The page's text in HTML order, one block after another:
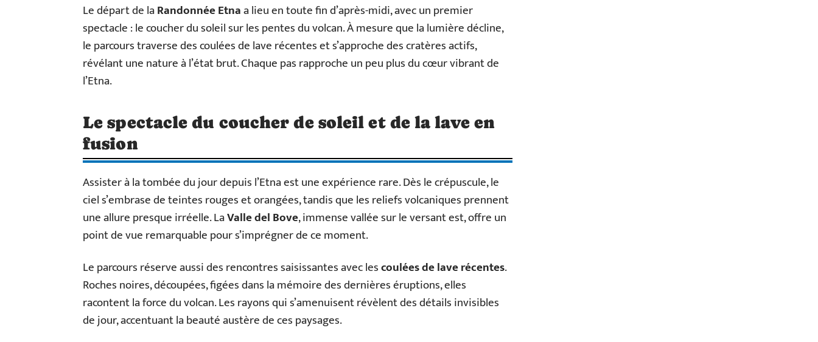
Le départ de laRandonnée Etnaa lieu en toute fin d’après-midi, avec un premier
spectacle : le coucher du soleil sur les pentes du volcan. À mesure que la lumière décline,
le parcours traverse des coulées de lave récentes et s’approche des cratères actifs,
révélant une nature à l’état brut. Chaque pas rapproche un peu plus du cœur vibrant de
l’Etna.
Le spectacle du coucher de soleil et de la lave en
fusion
Assister à la tombée du jour depuis l’Etna est une expérience rare. Dès le crépuscule, le
ciel s’embrase de teintes rouges et orangées, tandis que les reliefs volcaniques prennent
une allure presque irréelle. LaValle del Bove, immense vallée sur le versant est, offre un
point de vue remarquable pour s’imprégner de ce moment.
Le parcours réserve aussi des rencontres saisissantes avec lescoulées de lave récentes.
Roches noires, découpées, figées dans la mémoire des dernières éruptions, elles
racontent la force du volcan. Les rayons qui s’amenuisent révèlent des détails invisibles
de jour, accentuant la beauté austère de ces paysages.